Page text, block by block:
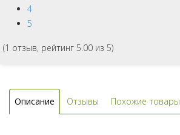
4
5
(1 отзыв, рейтинг 5.00 из 5)
Описание Отзывы Похожие товары